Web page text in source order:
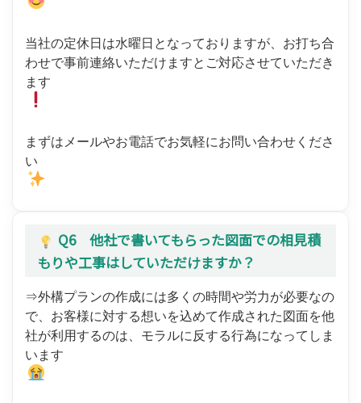
当社の定休日は水曜日となっておりますが、お打ち合
わせで事前連絡いただけますとご対応させていただき
ます
まずはメールやお電話でお気軽にお問い合わせくださ
い
Q6 他社で書いてもらった図面での相見積
もりや工事はしていただけますか？
⇒外構プランの作成には多くの時間や労力が必要なの
で、お客様に対する想いを込めて作成された図面を他
社が利用するのは、モラルに反する行為になってしま
います